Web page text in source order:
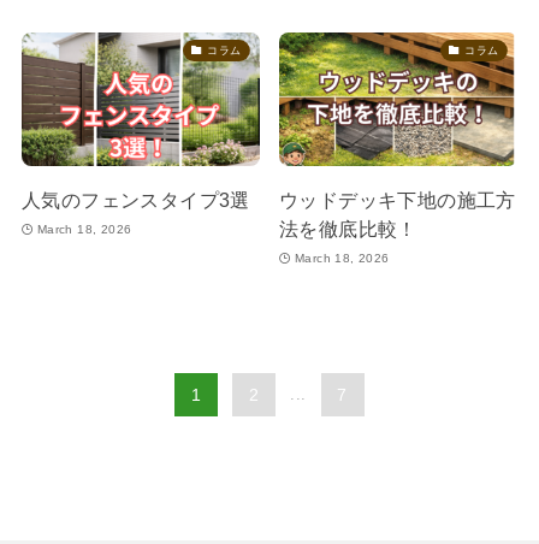
コラム
人気のフェンスタイプ3選
March 18, 2026
コラム
ウッドデッキ下地の施工方
法を徹底比較！
March 18, 2026
1 2 ... 7